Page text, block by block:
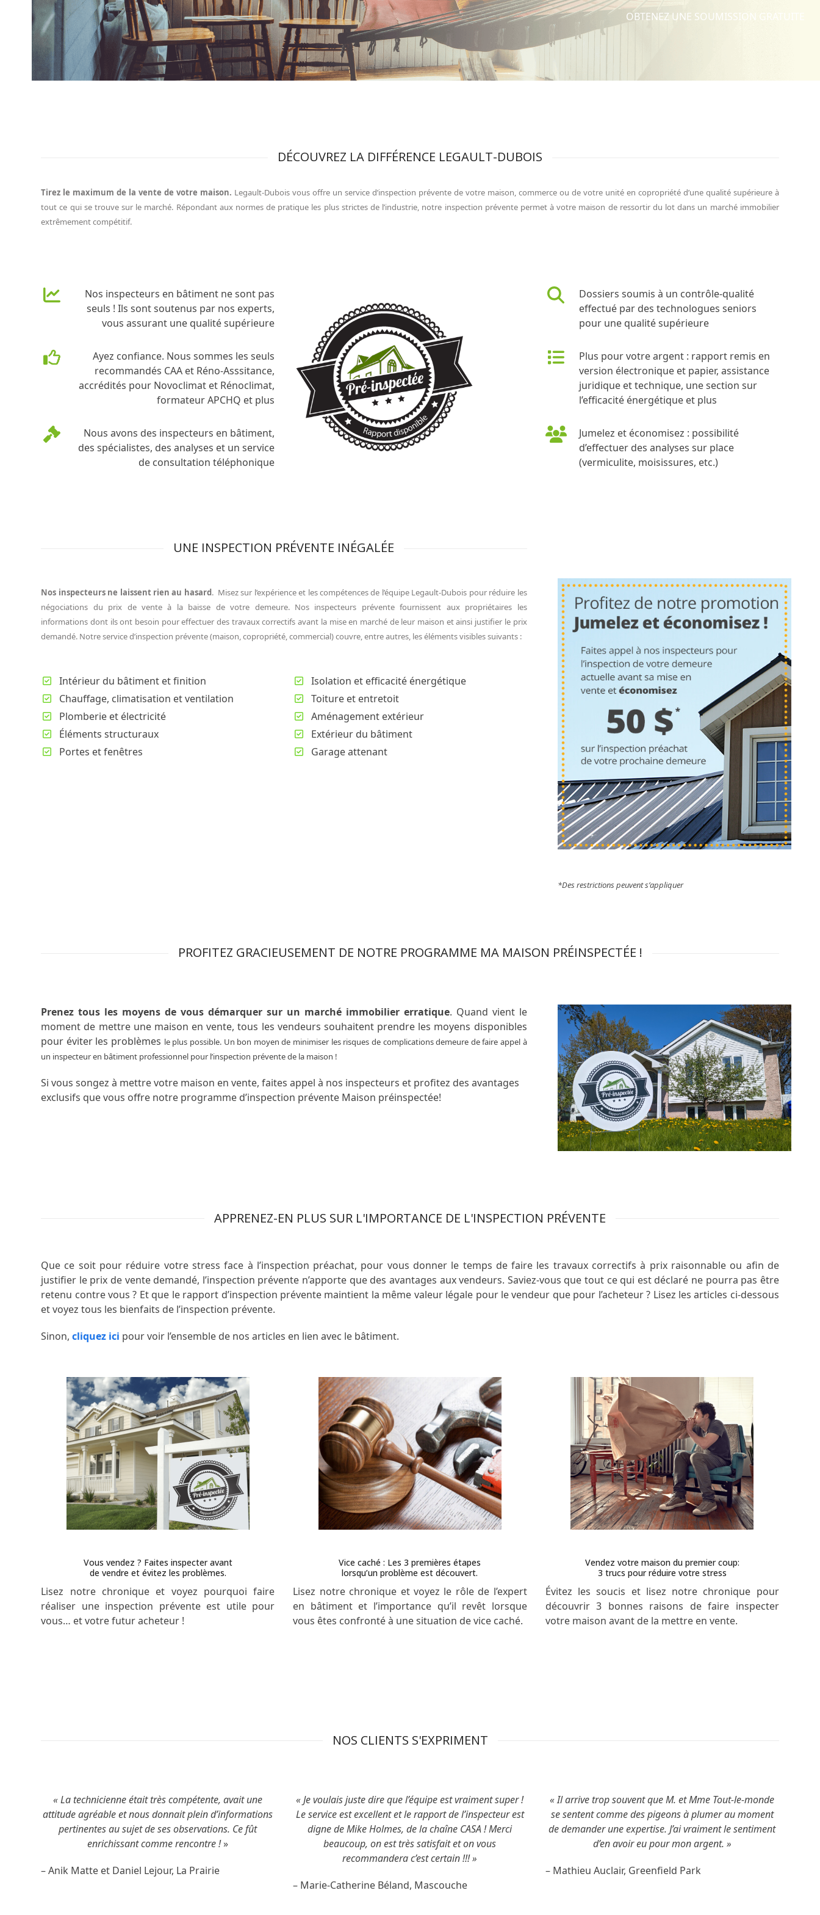
OBTENEZ UNE SOUMISSION GRATUITE
DÉCOUVREZ LA DIFFÉRENCE LEGAULT-DUBOIS
Tirez le maximum de la vente de votre maison. Legault-Dubois vous offre un service d’inspection prévente de votre maison, commerce ou de votre unité en copropriété d’une qualité supérieure à
tout ce qui se trouve sur le marché. Répondant aux normes de pratique les plus strictes de l’industrie, notre inspection prévente permet à votre maison de ressortir du lot dans un marché immobilier
extrêmement compétitif.
Nos inspecteurs en bâtiment ne sont pas
seuls ! Ils sont soutenus par nos experts,
vous assurant une qualité supérieure
Ayez confiance. Nous sommes les seuls
recommandés CAA et Réno-Asssitance,
accrédités pour Novoclimat et Rénoclimat,
formateur APCHQ et plus
Nous avons des inspecteurs en bâtiment,
des spécialistes, des analyses et un service
de consultation téléphonique
Dossiers soumis à un contrôle-qualité
effectué par des technologues seniors
pour une qualité supérieure
Plus pour votre argent : rapport remis en
version électronique et papier, assistance
juridique et technique, une section sur
l’efficacité énergétique et plus
Jumelez et économisez : possibilité
d’effectuer des analyses sur place
(vermiculite, moisissures, etc.)
UNE INSPECTION PRÉVENTE INÉGALÉE
Nos inspecteurs ne laissent rien au hasard. Misez sur l’expérience et les compétences de l’équipe Legault-Dubois pour réduire les
négociations du prix de vente à la baisse de votre demeure. Nos inspecteurs prévente fournissent aux propriétaires les
informations dont ils ont besoin pour effectuer des travaux correctifs avant la mise en marché de leur maison et ainsi justifier le prix
demandé. Notre service d’inspection prévente (maison, copropriété, commercial) couvre, entre autres, les éléments visibles suivants :
Intérieur du bâtiment et finition
Chauffage, climatisation et ventilation
Plomberie et électricité
Éléments structuraux
Portes et fenêtres
Isolation et efficacité énergétique
Toiture et entretoit
Aménagement extérieur
Extérieur du bâtiment
Garage attenant
*Des restrictions peuvent s’appliquer
PROFITEZ GRACIEUSEMENT DE NOTRE PROGRAMME MA MAISON PRÉINSPECTÉE !
Prenez tous les moyens de vous démarquer sur un marché immobilier erratique. Quand vient le
moment de mettre une maison en vente, tous les vendeurs souhaitent prendre les moyens disponibles
pour éviter les problèmes le plus possible. Un bon moyen de minimiser les risques de complications demeure de faire appel à
un inspecteur en bâtiment professionnel pour l’inspection prévente de la maison !
Si vous songez à mettre votre maison en vente, faites appel à nos inspecteurs et profitez des avantages
exclusifs que vous offre notre programme d’inspection prévente Maison préinspectée!
APPRENEZ-EN PLUS SUR L'IMPORTANCE DE L'INSPECTION PRÉVENTE
Que ce soit pour réduire votre stress face à l’inspection préachat, pour vous donner le temps de faire les travaux correctifs à prix raisonnable ou afin de
justifier le prix de vente demandé, l’inspection prévente n’apporte que des avantages aux vendeurs. Saviez-vous que tout ce qui est déclaré ne pourra pas être
retenu contre vous ? Et que le rapport d’inspection prévente maintient la même valeur légale pour le vendeur que pour l’acheteur ? Lisez les articles ci-dessous
et voyez tous les bienfaits de l’inspection prévente.
Sinon, cliquez ici pour voir l’ensemble de nos articles en lien avec le bâtiment.
Vous vendez ? Faites inspecter avant
de vendre et évitez les problèmes.
Lisez notre chronique et voyez pourquoi faire
réaliser une inspection prévente est utile pour
vous… et votre futur acheteur !
Vice caché : Les 3 premières étapes
lorsqu’un problème est découvert.
Lisez notre chronique et voyez le rôle de l’expert
en bâtiment et l’importance qu’il revêt lorsque
vous êtes confronté à une situation de vice caché.
Vendez votre maison du premier coup:
3 trucs pour réduire votre stress
Évitez les soucis et lisez notre chronique pour
découvrir 3 bonnes raisons de faire inspecter
votre maison avant de la mettre en vente.
NOS CLIENTS S'EXPRIMENT
« La technicienne était très compétente, avait une
attitude agréable et nous donnait plein d’informations
pertinentes au sujet de ses observations. Ce fût
enrichissant comme rencontre !»
– Anik Matte et Daniel Lejour, La Prairie
« Je voulais juste dire que l’équipe est vraiment super !
Le service est excellent et le rapport de l’inspecteur est
digne de Mike Holmes, de la chaîne CASA ! Merci
beaucoup, on est très satisfait et on vous
recommandera c’est certain !!! »
– Marie-Catherine Béland, Mascouche
« Il arrive trop souvent que M. et Mme Tout-le-monde
se sentent comme des pigeons à plumer au moment
de demander une expertise. J’ai vraiment le sentiment
d’en avoir eu pour mon argent. »
– Mathieu Auclair, Greenfield Park